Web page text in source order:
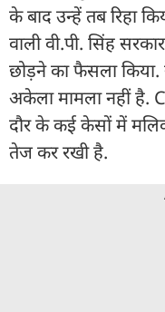
के बाद उन्हें तब रिहा
वाली वी.पी. सिंह
छोड़ने का फैसला
अकेला मामला नहीं है.
दौर के कई केसों में
तेज कर रखी है.